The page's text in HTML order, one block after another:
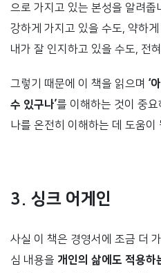
으로 가지고 있는 본성을 알려줍
강하게 가지고 있을 수도, 약하
내가 잘 인지하고 있을 수도, 전
그렇기 때문에 이 책을 읽으며 ‘
수 있구나’를 이해하는 것이 중
나를 온전히 이해하는 데 도움이
3. 싱크 어게인
사실 이 책은 경영서에 조금 더
심 내용을 개인의 삶에도 적용하